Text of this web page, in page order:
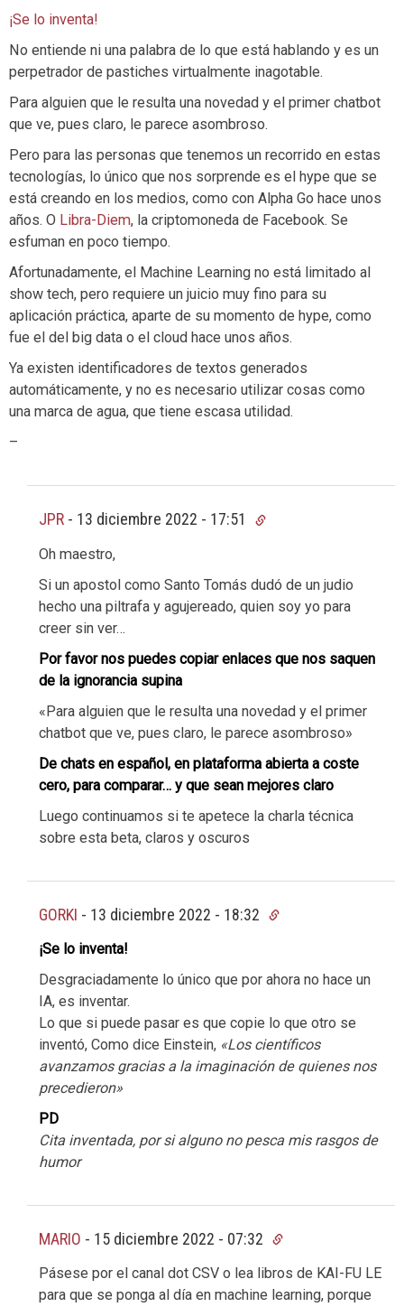
¡Se lo inventa!
No entiende ni una palabra de lo que está hablando y es un
perpetrador de pastiches virtualmente inagotable.
Para alguien que le resulta una novedad y el primer chatbot
que ve, pues claro, le parece asombroso.
Pero para las personas que tenemos un recorrido en estas
tecnologías, lo único que nos sorprende es el hype que se
está creando en los medios, como con Alpha Go hace unos
años. O Libra-Diem, la criptomoneda de Facebook. Se
esfuman en poco tiempo.
Afortunadamente, el Machine Learning no está limitado al
show tech, pero requiere un juicio muy fino para su
aplicación práctica, aparte de su momento de hype, como
fue el del big data o el cloud hace unos años.
Ya existen identificadores de textos generados
automáticamente, y no es necesario utilizar cosas como
una marca de agua, que tiene escasa utilidad.
–
JPR - 13 diciembre 2022 - 17:51
Oh maestro,
Si un apostol como Santo Tomás dudó de un judio
hecho una piltrafa y agujereado, quien soy yo para
creer sin ver…
Por favor nos puedes copiar enlaces que nos saquen
de la ignorancia supina
«Para alguien que le resulta una novedad y el primer
chatbot que ve, pues claro, le parece asombroso»
De chats en español, en plataforma abierta a coste
cero, para comparar… y que sean mejores claro
Luego continuamos si te apetece la charla técnica
sobre esta beta, claros y oscuros
GORKI - 13 diciembre 2022 - 18:32
¡Se lo inventa!
Desgraciadamente lo único que por ahora no hace un
IA, es inventar.
Lo que si puede pasar es que copie lo que otro se
inventó, Como dice Einstein, «Los científicos
avanzamos gracias a la imaginación de quienes nos
precedieron»
PD
Cita inventada, por si alguno no pesca mis rasgos de
humor
MARIO - 15 diciembre 2022 - 07:32
Pásese por el canal dot CSV o lea libros de KAI-FU LE
para que se ponga al día en machine learning, porque